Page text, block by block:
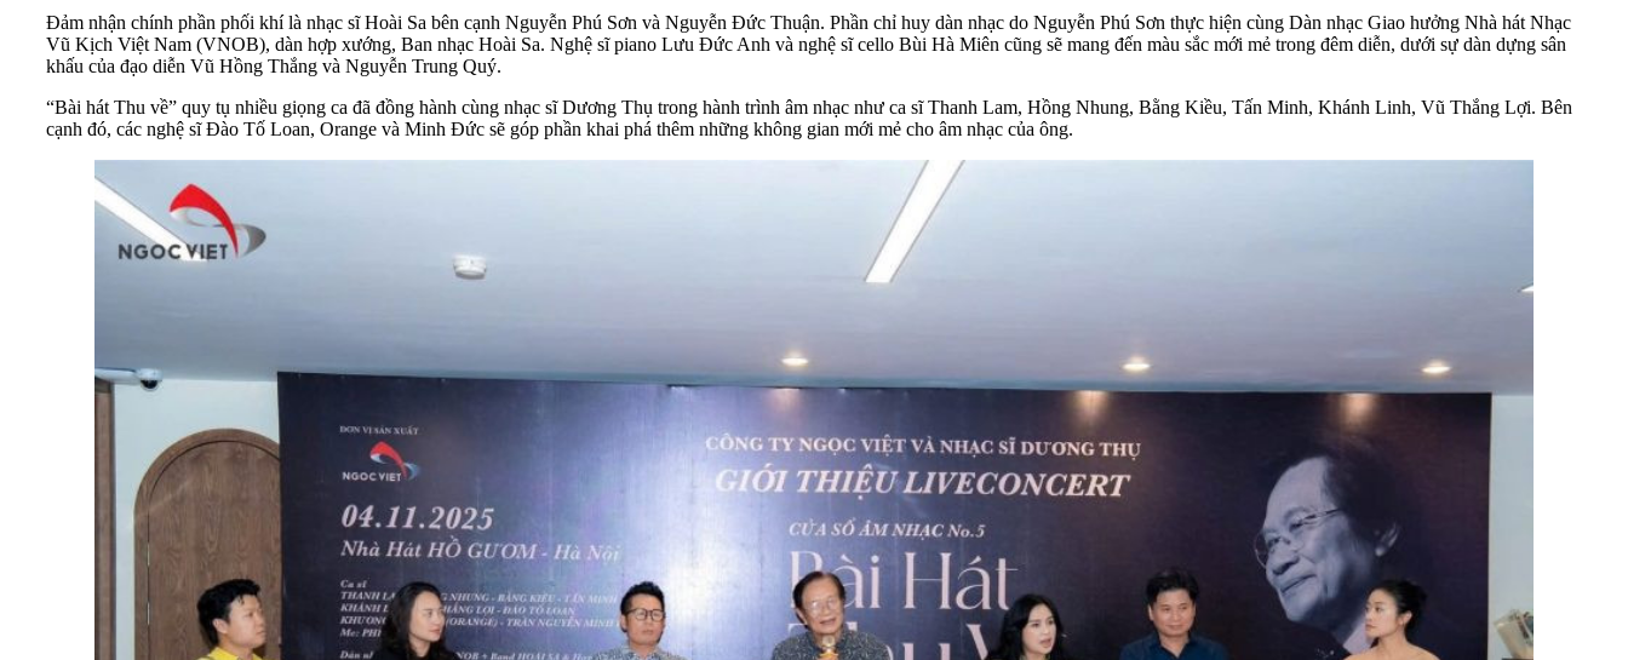
Đảm nhận chính phần phối khí là nhạc sĩ Hoài Sa bên cạnh Nguyễn Phú Sơn và Nguyễn Đức Thuận. Phần chỉ huy dàn nhạc do Nguyễn Phú Sơn thực hiện cùng Dàn nhạc Giao hưởng Nhà hát Nhạc
Vũ Kịch Việt Nam (VNOB), dàn hợp xướng, Ban nhạc Hoài Sa. Nghệ sĩ piano Lưu Đức Anh và nghệ sĩ cello Bùi Hà Miên cũng sẽ mang đến màu sắc mới mẻ trong đêm diễn, dưới sự dàn dựng sân
khấu của đạo diễn Vũ Hồng Thắng và Nguyễn Trung Quý.
“Bài hát Thu về” quy tụ nhiều giọng ca đã đồng hành cùng nhạc sĩ Dương Thụ trong hành trình âm nhạc như ca sĩ Thanh Lam, Hồng Nhung, Bằng Kiều, Tấn Minh, Khánh Linh, Vũ Thắng Lợi. Bên
cạnh đó, các nghệ sĩ Đào Tố Loan, Orange và Minh Đức sẽ góp phần khai phá thêm những không gian mới mẻ cho âm nhạc của ông.